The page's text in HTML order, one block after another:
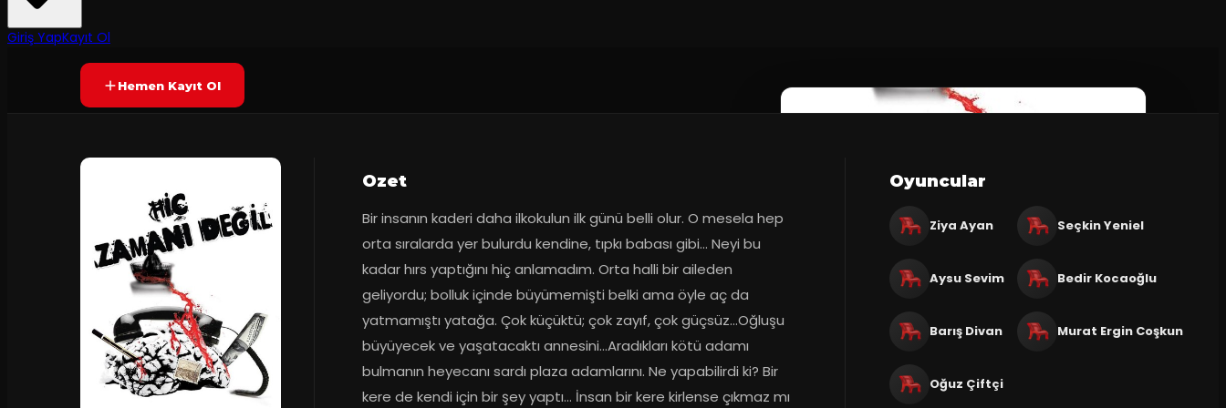
Giriş YapKayıt OlYAKINDA
Hemen Kayıt Ol
Ozet
Bir insanın kaderi daha ilkokulun ilk günü belli olur. O mesela hep
orta sıralarda yer bulurdu kendine, tıpkı babası gibi... Neyi bu
kadar hırs yaptığını hiç anlamadım. Orta halli bir aileden
geliyordu; bolluk içinde büyümemişti belki ama öyle aç da
yatmamıştı yatağa. Çok küçüktü; çok zayıf, çok güçsüz…Oğluşu
büyüyecek ve yaşatacaktı annesini…Aradıkları kötü adamı
bulmanın heyecanı sardı plaza adamlarını. Ne yapabilirdi ki? Bir
kere de kendi için bir şey yaptı… İnsan bir kere kirlense çıkmaz mı
Oyuncular
Ziya Ayan Seçkin Yeniel
Aysu Sevim Bedir Kocaoğlu
Barış Divan Murat Ergin Coşkun
Oğuz Çiftçi